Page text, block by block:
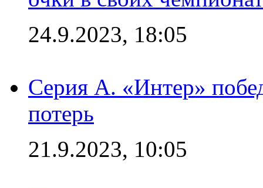
24.9.2023, 18:05
Серия А. «Интер»
потерь
21.9.2023, 10:05